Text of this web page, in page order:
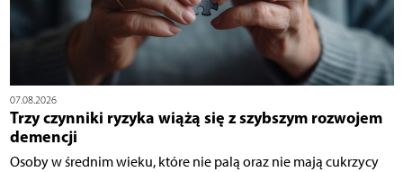
07.08.2026
Trzy czynniki ryzyka wiążą się z szybszym rozwojem
demencji
Osoby w średnim wieku, które nie palą oraz nie mają cukrzycy